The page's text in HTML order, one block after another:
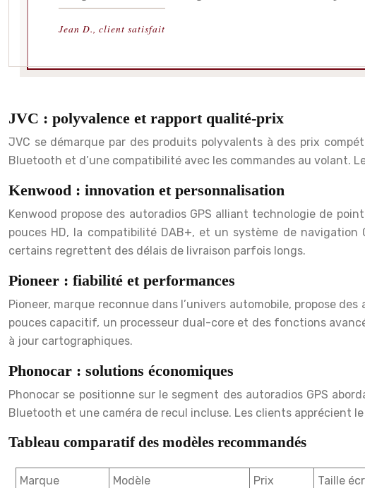
Jean D., client satisfait
JVC : polyvalence et rapport qualité-prix
JVC se démarque par des produits polyvalents à des prix
Bluetooth et d’une compatibilité avec les commandes au volant.
Kenwood : innovation et personnalisation
Kenwood propose des autoradios GPS alliant technologie de
pouces HD, la compatibilité DAB+, et un système de
certains regrettent des délais de livraison parfois longs.
Pioneer : fiabilité et performances
Pioneer, marque reconnue dans l’univers automobile, propose
pouces capacitif, un processeur dual-core et des fonctions
à jour cartographiques.
Phonocar : solutions économiques
Phonocar se positionne sur le segment des autoradios GPS
Bluetooth et une caméra de recul incluse. Les clients apprécient
Tableau comparatif des modèles recommandés
Marque Modèle Prix Taille